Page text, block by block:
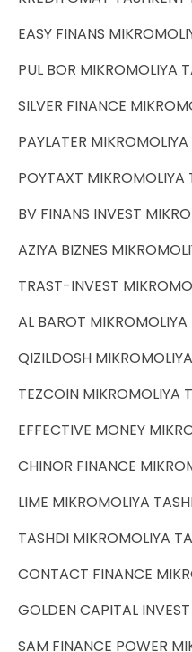
EASY FINANS
PUL BOR MIKROMOLIYA
SILVER FINANCE
PAYLATER
POYTAXT MIKROMOLIYA
BV FINANS INVEST
AZIYA BIZNES
TRAST-INVEST
AL BAROT
QIZILDOSH
TEZCOIN MIKROMOLIYA
EFFECTIVE MONEY
CHINOR FINANCE
LIME MIKROMOLIYA
TASHDI MIKROMOLIYA
CONTACT FINANCE
GOLDEN CAPITAL
SAM FINANCE POWER